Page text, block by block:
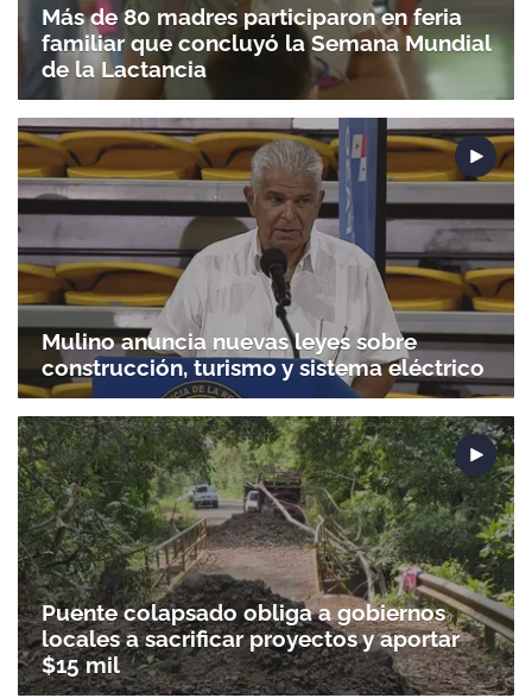
Más de 80 madres participaron en feria
familiar que concluyó la Semana Mundial
de la Lactancia
Mulino anuncia nuevas leyes sobre
construcción, turismo y sistema eléctrico
Puente colapsado obliga a gobiernos
locales a sacrificar proyectos y aportar
$15 mil